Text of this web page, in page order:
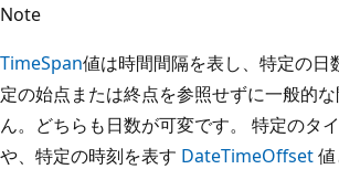
Note
TimeSpan値は時間間隔を表し、特定の
定の始点または終点を参照せずに一般的
ん。どちらも日数が可変です。 特定のタ
や、特定の時刻を表す DateTimeOffset値